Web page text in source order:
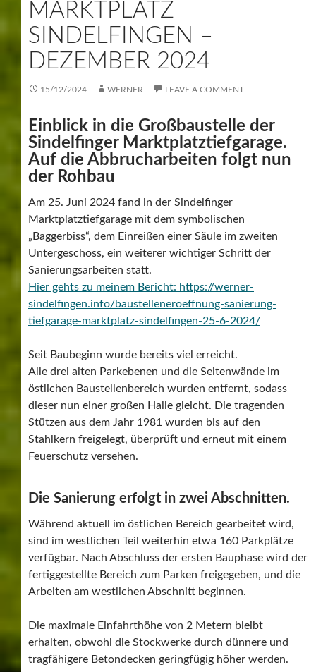
MARKTPLATZ
SINDELFINGEN –
DEZEMBER 2024
15/12/2024 WERNER LEAVE A COMMENT
Einblick in die Großbaustelle der
Sindelfinger Marktplatztiefgarage.
Auf die Abbrucharbeiten folgt nun
der Rohbau
Am 25. Juni 2024 fand in der Sindelfinger
Marktplatztiefgarage mit dem symbolischen
„Baggerbiss“, dem Einreißen einer Säule im zweiten
Untergeschoss, ein weiterer wichtiger Schritt der
Sanierungsarbeiten statt.
Hier gehts zu meinem Bericht: https://werner-
sindelfingen.info/baustelleneroeffnung-sanierung-
tiefgarage-marktplatz-sindelfingen-25-6-2024/
Seit Baubeginn wurde bereits viel erreicht.
Alle drei alten Parkebenen und die Seitenwände im
östlichen Baustellenbereich wurden entfernt, sodass
dieser nun einer großen Halle gleicht. Die tragenden
Stützen aus dem Jahr 1981 wurden bis auf den
Stahlkern freigelegt, überprüft und erneut mit einem
Feuerschutz versehen.
Die Sanierung erfolgt in zwei Abschnitten.
Während aktuell im östlichen Bereich gearbeitet wird,
sind im westlichen Teil weiterhin etwa 160 Parkplätze
verfügbar. Nach Abschluss der ersten Bauphase wird der
fertiggestellte Bereich zum Parken freigegeben, und die
Arbeiten am westlichen Abschnitt beginnen.
Die maximale Einfahrthöhe von 2 Metern bleibt
erhalten, obwohl die Stockwerke durch dünnere und
tragfähigere Betondecken geringfügig höher werden.